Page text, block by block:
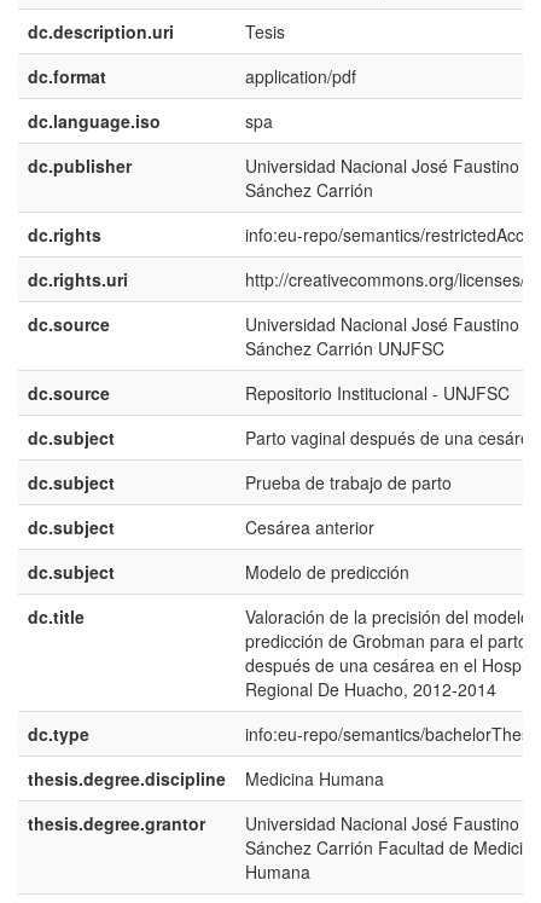
dc.description.uri
Tesis
dc.format
application/pdf
dc.language.iso
spa
dc.publisher
Universidad Nacional José Faustino
Sánchez Carrión
dc.rights
info:eu-repo/semantics/
dc.rights.uri
http://creativecommons.org/licenses/
dc.source
Universidad Nacional José Faustino
Sánchez Carrión UNJFSC
dc.source
Repositorio Institucional - UNJFSC
dc.subject
Parto vaginal después de una cesárea
dc.subject
Prueba de trabajo de parto
dc.subject
Cesárea anterior
dc.subject
Modelo de predicción
dc.title
Valoración de la precisión del modelo
predicción de Grobman para el parto
después de una cesárea en el
Regional De Huacho, 2012-2014
dc.type
info:eu-repo/semantics/bachelorThesis
thesis.degree.discipline
Medicina Humana
thesis.degree.grantor
Universidad Nacional José Faustino
Sánchez Carrión Facultad de Medicina
Humana